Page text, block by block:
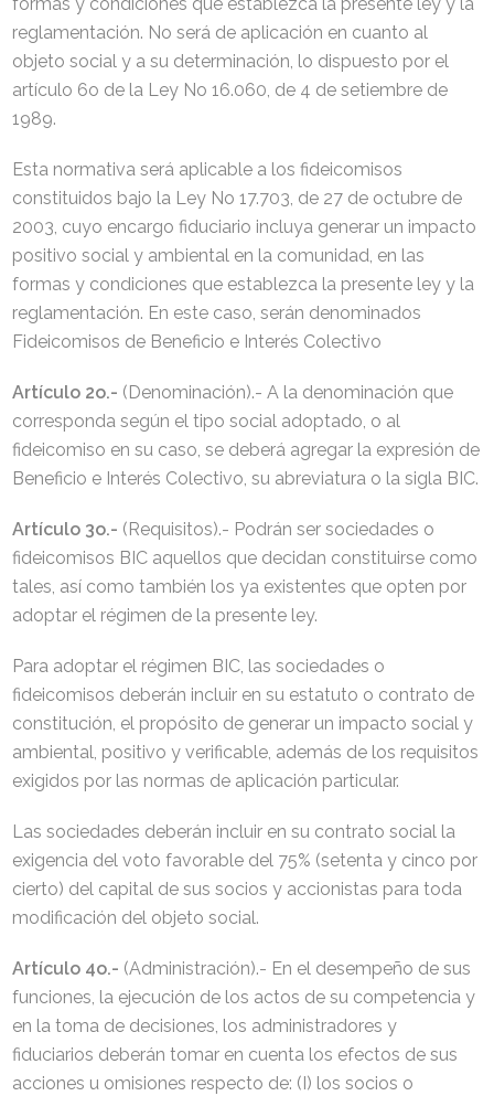
reglamentación. No será de aplicación en cuanto al
objeto social y a su determinación, lo dispuesto por el
artículo 6o de la Ley No 16.060, de 4 de setiembre de
1989.
Esta normativa será aplicable a los fideicomisos
constituidos bajo la Ley No 17.703, de 27 de octubre de
2003, cuyo encargo fiduciario incluya generar un impacto
positivo social y ambiental en la comunidad, en las
formas y condiciones que establezca la presente ley y la
reglamentación. En este caso, serán denominados
Fideicomisos de Beneficio e Interés Colectivo
Artículo 2o.- (Denominación).- A la denominación que
corresponda según el tipo social adoptado, o al
fideicomiso en su caso, se deberá agregar la expresión de
Beneficio e Interés Colectivo, su abreviatura o la sigla BIC.
Artículo 3o.- (Requisitos).- Podrán ser sociedades o
fideicomisos BIC aquellos que decidan constituirse como
tales, así como también los ya existentes que opten por
adoptar el régimen de la presente ley.
Para adoptar el régimen BIC, las sociedades o
fideicomisos deberán incluir en su estatuto o contrato de
constitución, el propósito de generar un impacto social y
ambiental, positivo y verificable, además de los requisitos
exigidos por las normas de aplicación particular.
Las sociedades deberán incluir en su contrato social la
exigencia del voto favorable del 75% (setenta y cinco por
cierto) del capital de sus socios y accionistas para toda
modificación del objeto social.
Artículo 4o.- (Administración).- En el desempeño de sus
funciones, la ejecución de los actos de su competencia y
en la toma de decisiones, los administradores y
fiduciarios deberán tomar en cuenta los efectos de sus
acciones u omisiones respecto de: (I) los socios o